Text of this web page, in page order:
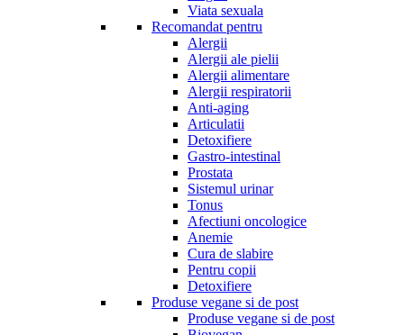
Viata sexuala
Recomandat pentru
Alergii
Alergii ale pielii
Alergii alimentare
Alergii respiratorii
Anti-aging
Articulatii
Detoxifiere
Gastro-intestinal
Prostata
Sistemul urinar
Tonus
Afectiuni oncologice
Anemie
Cura de slabire
Pentru copii
Detoxifiere
Produse vegane si de post
Produse vegane si de post